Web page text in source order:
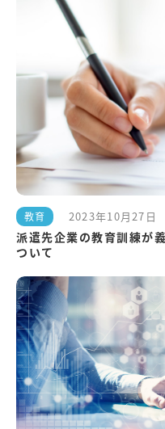
教育 2023年10月27日
派遣先企業の教育訓練が
ついて